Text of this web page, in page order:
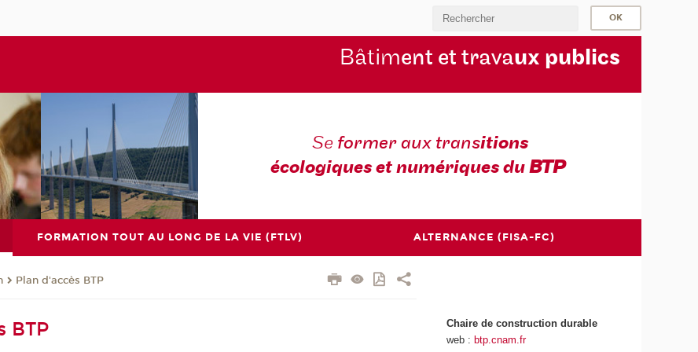
Bâtiment et travaux publics
Se former aux transitions
écologiques et numériques duBTP
FORMATION TOUT AU LONG DE LA VIE (FTLV) ALTERNANCE (FISA-FC)
Plan d'accès BTP
BTP
Chaire de construction durable
web :btp.cnam.fr